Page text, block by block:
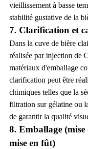
vieillissement à basse
stabilité gustative de la
7. Clarification et
Dans la cuve de bière
réalisée par injection de
matériaux d'emballage
clarification peut être
chimiques telles que la
filtration sur gélatine ou
de garantir la qualité
8. Emballage (mise
mise en fût)